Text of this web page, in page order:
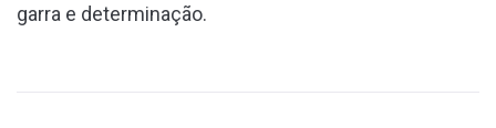
garra e determinação.